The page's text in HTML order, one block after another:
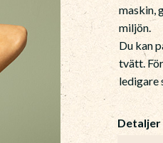
maskin,
miljön.
Du kan
tvätt.
ledigare